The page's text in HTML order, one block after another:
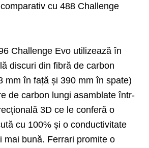
cu 488 Challenge
Challenge Evo utilizează în
discuri din fibră de carbon
mm în față și 390 mm în spate)
de carbon lungi asamblate într-
3D ce le conferă o
cu 100% și o conductivitate
mai bună. Ferrari promite o